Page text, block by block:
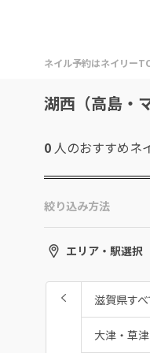
ネイル予約はネイリー
湖西（高島・
0 人のおすすめネ
絞り込み方法
エリア・駅選択
滋賀県すべ
大津・草津